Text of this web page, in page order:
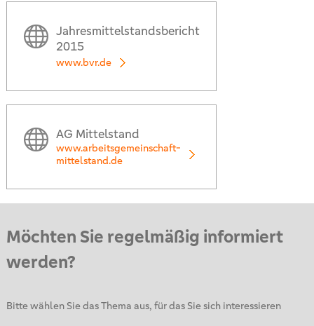
Jahresmittelstandsbericht
2015
www.bvr.de
AG Mittelstand
www.arbeitsgemeinschaft-
mittelstand.de
Möchten Sie regelmäßig informiert
werden?
Bitte wählen Sie das Thema aus, für das Sie sich interessieren